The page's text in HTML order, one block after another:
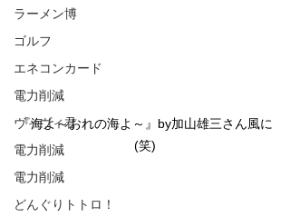
ラーメン博
ゴルフ
エネコンカード
電力削減
ヴィヴィ君
電力削減
電力削減
どんぐりトトロ！
『海よ～おれの海よ～』by加山雄三さん風に
(笑)